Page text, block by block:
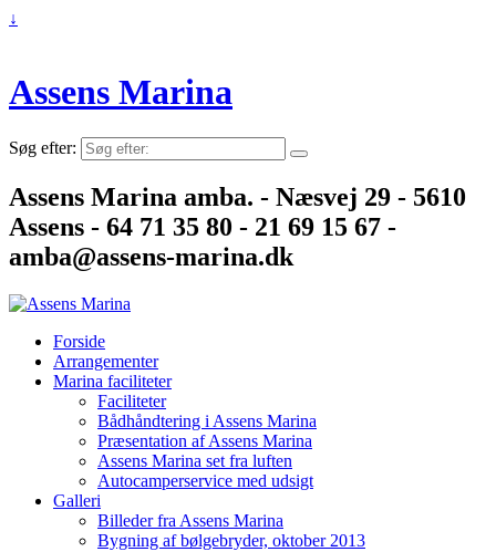
↓
Assens Marina
Søg efter:
Assens Marina amba. - Næsvej 29 - 5610
Assens - 64 71 35 80 - 21 69 15 67 -
amba@assens-marina.dk
Forside
Arrangementer
Marina faciliteter
Faciliteter
Bådhåndtering i Assens Marina
Præsentation af Assens Marina
Assens Marina set fra luften
Autocamperservice med udsigt
Galleri
Billeder fra Assens Marina
Bygning af bølgebryder, oktober 2013